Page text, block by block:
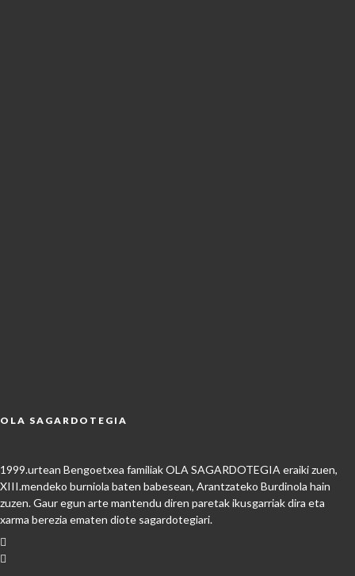
OLA SAGARDOTEGIA
1999.urtean Bengoetxea familiak OLA SAGARDOTEGIA eraiki zuen,
XIII.mendeko burniola baten babesean, Arantzateko Burdinola hain
zuzen. Gaur egun arte mantendu diren paretak ikusgarriak dira eta
xarma berezia ematen diote sagardotegiari.